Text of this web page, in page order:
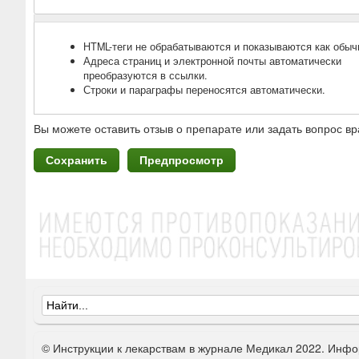
HTML-теги не обрабатываются и показываются как
Адреса страниц и электронной почты автоматически
преобразуются в ссылки.
Строки и параграфы переносятся автоматически.
Вы можете оставить отзыв о препарате или задать вопрос
Ф
о
© Инструкции к лекарствам в журнале Медикал 2022.